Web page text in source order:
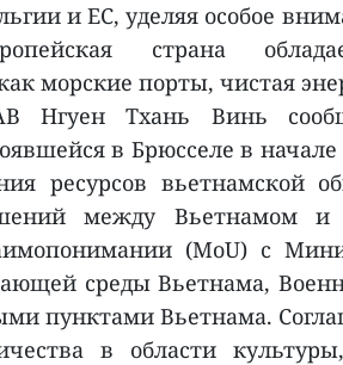
и ЕС, уделяя особое
страна
морские порты, чистая
Нгуен Тхань Винь
в Брюсселе в
ресурсов вьетнамской
между Вьетнамом и
(MoU) с
среды Вьетнама,
пунктами Вьетнама.
в области